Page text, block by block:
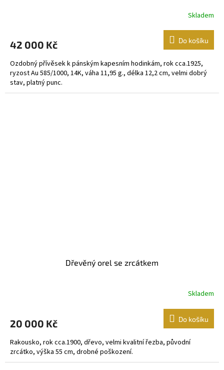
Skladem
42 000 Kč Do košíku
Ozdobný přívěsek k pánským kapesním hodinkám, rok cca.1925,
ryzost Au 585/1000, 14K, váha 11,95 g., délka 12,2 cm, velmi dobrý
stav, platný punc.
Dřevěný orel se zrcátkem
Skladem
20 000 Kč Do košíku
Rakousko, rok cca.1900, dřevo, velmi kvalitní řezba, původní
zrcátko, výška 55 cm, drobné poškození.